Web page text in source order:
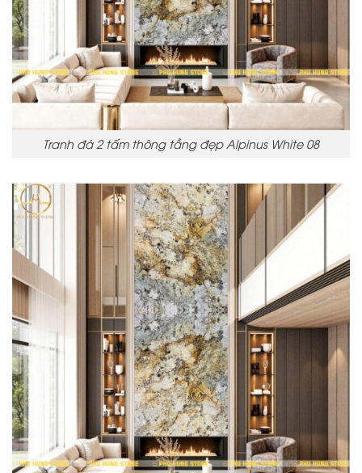
Tranh đá 2 tấm thông tầng đẹp Alpinus White 08